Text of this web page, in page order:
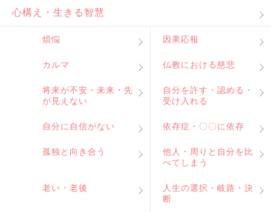
心構え・生きる智慧
煩悩 因果応報
カルマ 仏教における慈悲
将来が不安・未来・先
が見えない
自分を許す・認める・
受け入れる
自分に自信がない 依存症・〇〇に依存
孤独と向き合う
他人・周りと自分を比
べてしまう
老い・老後
人生の選択・岐路・決
断